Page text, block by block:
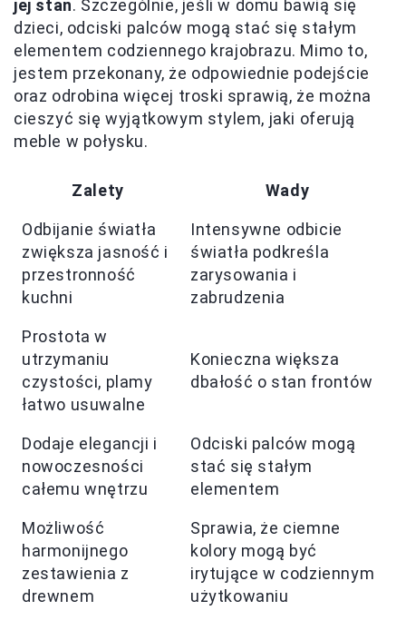
jej stan. Szczególnie, jeśli w domu bawią się
dzieci, odciski palców mogą stać się stałym
elementem codziennego krajobrazu. Mimo to,
jestem przekonany, że odpowiednie podejście
oraz odrobina więcej troski sprawią, że można
cieszyć się wyjątkowym stylem, jaki oferują
meble w połysku.
Zalety Wady
Odbijanie światła
zwiększa jasność i
przestronność
kuchni
Intensywne odbicie
światła podkreśla
zarysowania i
zabrudzenia
Prostota w
utrzymaniu
czystości, plamy
łatwo usuwalne
Konieczna większa
dbałość o stan frontów
Dodaje elegancji i
nowoczesności
całemu wnętrzu
Odciski palców mogą
stać się stałym
elementem
Możliwość
harmonijnego
zestawienia z
drewnem
Sprawia, że ciemne
kolory mogą być
irytujące w codziennym
użytkowaniu